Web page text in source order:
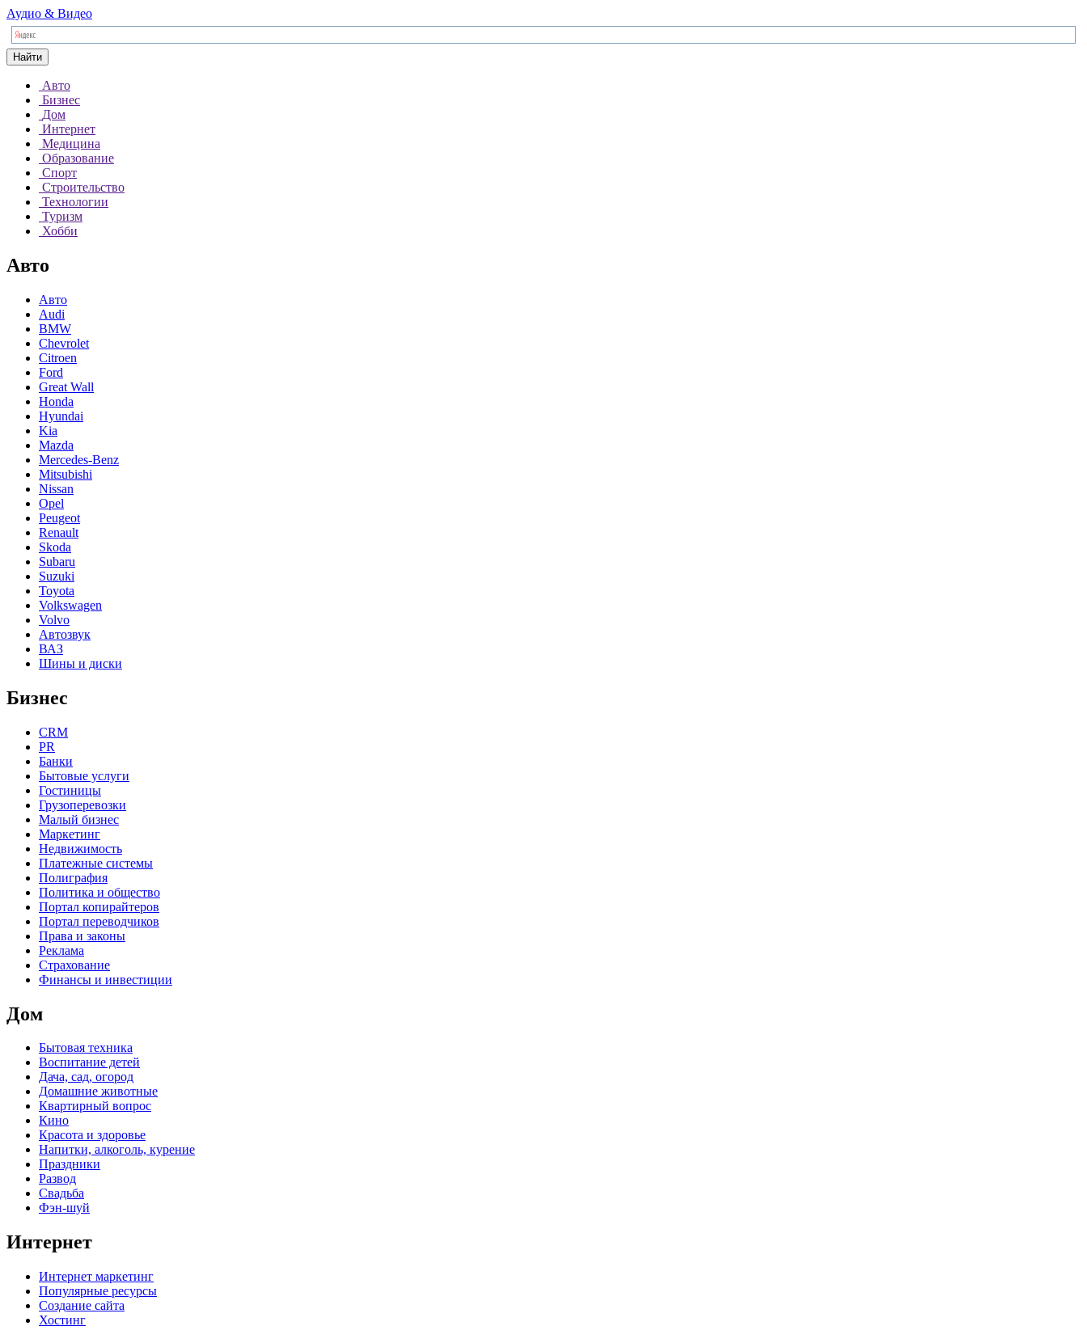
Аудио & Видео
Найти
Авто
Бизнес
Дом
Интернет
Медицина
Образование
Спорт
Строительство
Технологии
Туризм
Хобби
Авто
Авто
Audi
BMW
Chevrolet
Citroen
Ford
Great Wall
Honda
Hyundai
Kia
Mazda
Mercedes-Benz
Mitsubishi
Nissan
Opel
Peugeot
Renault
Skoda
Subaru
Suzuki
Toyota
Volkswagen
Volvo
Автозвук
ВАЗ
Шины и диски
Бизнес
CRM
PR
Банки
Бытовые услуги
Гостиницы
Грузоперевозки
Малый бизнес
Маркетинг
Недвижимость
Платежные системы
Полиграфия
Политика и общество
Портал копирайтеров
Портал переводчиков
Права и законы
Реклама
Страхование
Финансы и инвестиции
Дом
Бытовая техника
Воспитание детей
Дача, сад, огород
Домашние животные
Квартирный вопрос
Кино
Красота и здоровье
Напитки, алкоголь, курение
Праздники
Развод
Свадьба
Фэн-шуй
Интернет
Интернет маркетинг
Популярные ресурсы
Создание сайта
Хостинг